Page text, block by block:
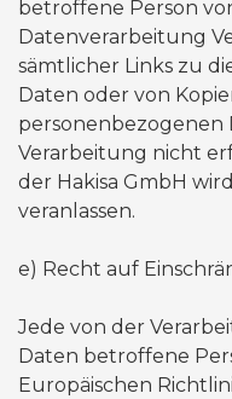
betroffene Person
Datenverarbeitung
sämtlicher Links zu
Daten oder von
personenbezogenen
Verarbeitung nicht
der Hakisa GmbH
veranlassen.
​e) Recht auf
Jede von der
Daten betroffene
Europäischen